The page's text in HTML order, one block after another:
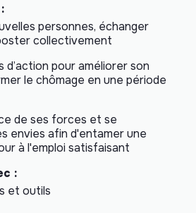
personnes, échanger
collectivement
pour améliorer son
le chômage en une période
de ses forces et se
envies afin d'entamer une
à l'emploi satisfaisant
:
et outils